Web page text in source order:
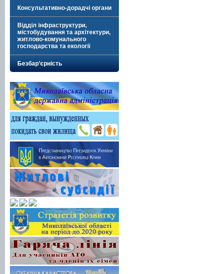
Консультативно-дорадчі органи
Відділ інфраструктури,
містобудування та архітектури,
житлово-комунального
господарства та екології
Безбар’єрність